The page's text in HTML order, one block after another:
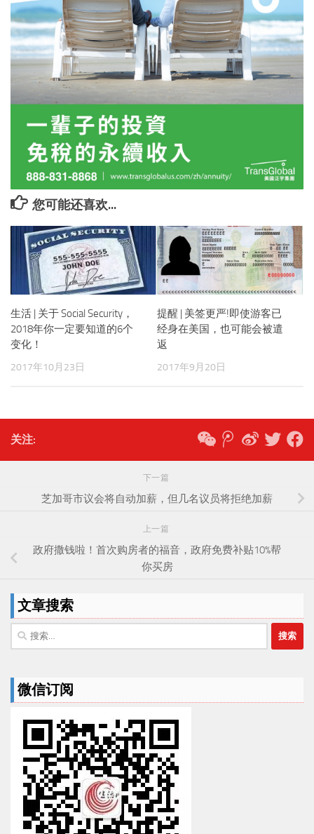
您可能还喜欢...
生活 | 关于 Social Security，
2018年你一定要知道的6个
变化！
2017年10月23日
提醒 | 美签更严!即使游客已
经身在美国，也可能会被遣
返
2017年9月20日
关注:
下一篇
芝加哥市议会将自动加薪，但几名议员将拒绝加薪
上一篇
政府撒钱啦！首次购房者的福音，政府免费补贴10%帮
你买房
文章搜索
搜
索：
微信订阅